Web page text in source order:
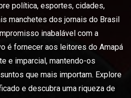
política, esportes, cidades,
manchetes dos jornais do Brasil
inabalável com a
é fornecer aos leitores do Amapá
e imparcial, mantendo-os
que mais importam. Explore
e descubra uma riqueza de